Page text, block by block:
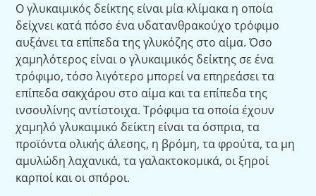
Ο γλυκαιμικός δείκτης είναι μία κλίμακα η οποία
δείχνει κατά πόσο ένα υδατανθρακούχο τρόφιμο
αυξάνει τα επίπεδα της γλυκόζης στο αίμα. Όσο
χαμηλότερος είναι ο γλυκαιμικός δείκτης σε ένα
τρόφιμο, τόσο λιγότερο μπορεί να επηρεάσει τα
επίπεδα σακχάρου στο αίμα και τα επίπεδα της
ινσουλίνης αντίστοιχα. Τρόφιμα τα οποία έχουν
χαμηλό γλυκαιμικό δείκτη είναι τα όσπρια, τα
προϊόντα ολικής άλεσης, η βρόμη, τα φρούτα, τα μη
αμυλώδη λαχανικά, τα γαλακτοκομικά, οι ξηροί
καρποί και οι σπόροι.